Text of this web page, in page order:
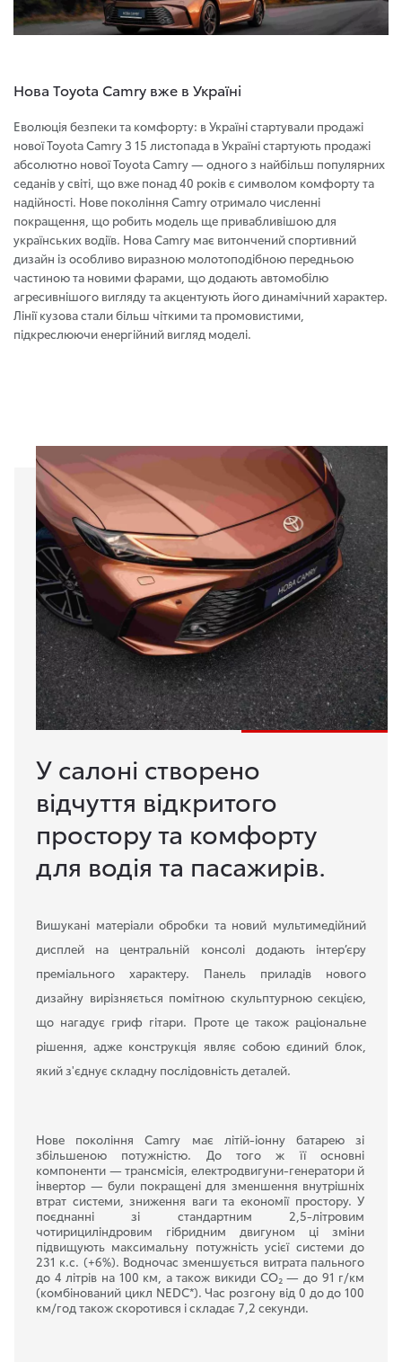
Нова Toyota Camry вже в Україні
Еволюція безпеки та комфорту: в Україні стартували продажі
нової Toyota Camry З 15 листопада в Україні стартують продажі
абсолютно нової Toyota Camry — одного з найбільш популярних
седанів у світі, що вже понад 40 років є символом комфорту та
надійності. Нове покоління Camry отримало численні
покращення, що робить модель ще привабливішою для
українських водіїв. Нова Camry має витончений спортивний
дизайн із особливо виразною молотоподібною передньою
частиною та новими фарами, що додають автомобілю
агресивнішого вигляду та акцентують його динамічний характер.
Лінії кузова стали більш чіткими та промовистими,
підкреслюючи енергійний вигляд моделі.
У салоні створено
відчуття відкритого
простору та комфорту
для водія та пасажирів.
Вишукані матеріали обробки та новий мультимедійний
дисплей на центральній консолі додають інтер’єру
преміального характеру. Панель приладів нового
дизайну вирізняється помітною скульптурною секцією,
що нагадує гриф гітари. Проте це також раціональне
рішення, адже конструкція являє собою єдиний блок,
який з'єднує складну послідовність деталей.
Нове покоління Camry має літій-іонну батарею зі
збільшеною потужністю. До того ж її основні
компоненти — трансмісія, електродвигуни-генератори й
інвертор — були покращені для зменшення внутрішніх
втрат системи, зниження ваги та економії простору. У
поєднанні зі стандартним 2,5-літровим
чотирициліндровим гібридним двигуном ці зміни
підвищують максимальну потужність усієї системи до
231 к.с. (+6%). Водночас зменшується витрата пального
до 4 літрів на 100 км, а також викиди CO₂ — до 91 г/км
(комбінований цикл NEDC*). Час розгону від 0 до до 100
км/год також скоротився і складає 7,2 секунди.